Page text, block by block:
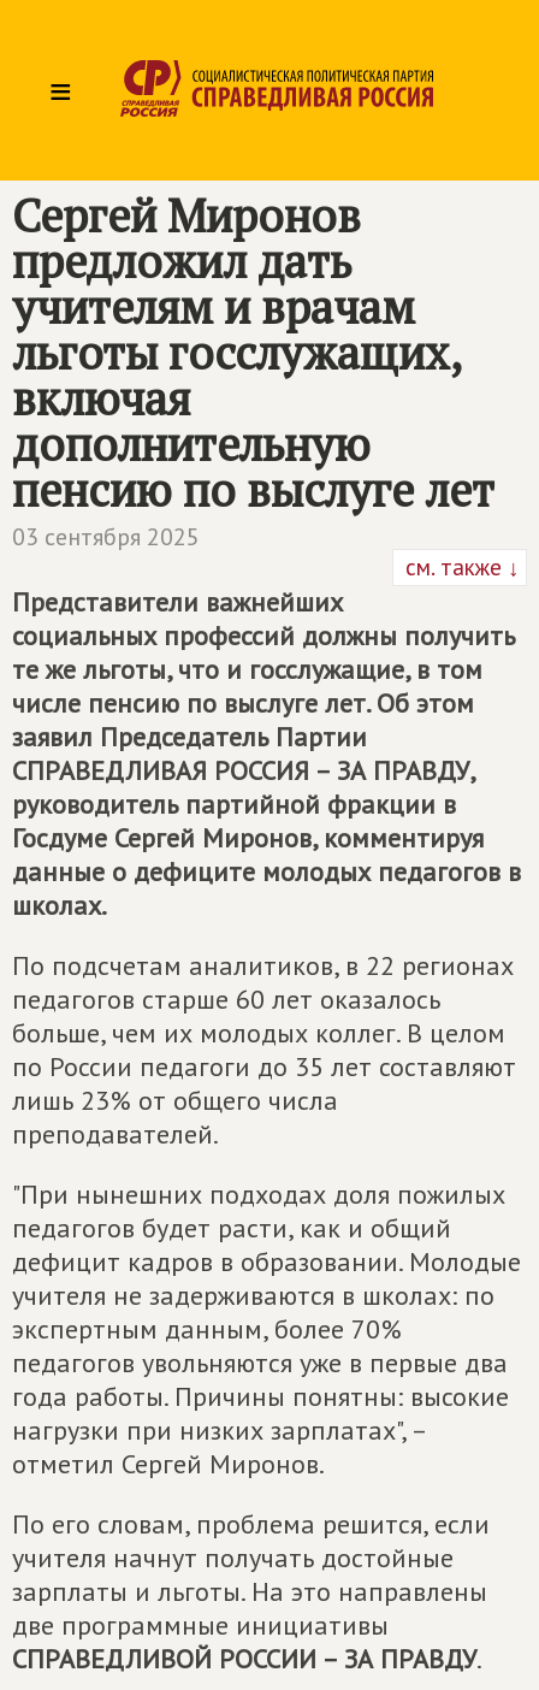
≡
Сергей Миронов
предложил дать
учителям и врачам
льготы госслужащих,
включая
дополнительную
пенсию по выслуге лет
03 сентября 2025
см. также ↓
Представители важнейших
социальных профессий должны получить
те же льготы, что и госслужащие, в том
числе пенсию по выслуге лет. Об этом
заявил Председатель Партии
СПРАВЕДЛИВАЯ РОССИЯ – ЗА ПРАВДУ,
руководитель партийной фракции в
Госдуме Сергей Миронов, комментируя
данные о дефиците молодых педагогов в
школах.
По подсчетам аналитиков, в 22 регионах
педагогов старше 60 лет оказалось
больше, чем их молодых коллег. В целом
по России педагоги до 35 лет составляют
лишь 23% от общего числа
преподавателей.
"При нынешних подходах доля пожилых
педагогов будет расти, как и общий
дефицит кадров в образовании. Молодые
учителя не задерживаются в школах: по
экспертным данным, более 70%
педагогов увольняются уже в первые два
года работы. Причины понятны: высокие
нагрузки при низких зарплатах", –
отметил Сергей Миронов.
По его словам, проблема решится, если
учителя начнут получать достойные
зарплаты и льготы. На это направлены
две программные инициативы
СПРАВЕДЛИВОЙ РОССИИ – ЗА ПРАВДУ.